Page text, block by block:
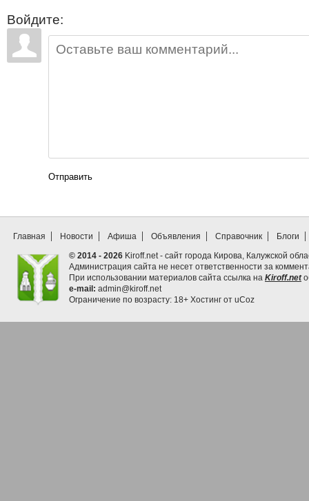
Войдите:
Отправить
Главная Новости Афиша Объявления Справочник
Блоги
© 2014 - 2026 Kiroff.net - сайт города Кирова, Калужской
Администрация сайта не несет ответственности за
При использовании материалов сайта ссылка на Kiroff.net
e-mail: admin@kiroff.net
Ограничение по возрасту: 18+ Хостинг от uCoz